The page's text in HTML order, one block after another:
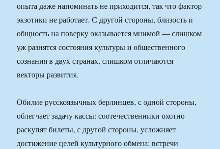
опыта даже напоминать не приходится, так что фактор
экзотики не работает. С другой стороны, близость и
общность на поверку оказывается мнимой — слишком
уж разнятся состояния культуры и общественного
сознания в двух странах, слишком отличаются
векторы развития.
Обилие русскоязычных берлинцев, с одной стороны,
облегчает задачу кассы: соотечественники охотно
раскупят билеты, с другой стороны, усложняет
достижение целей культурного обмена: встречи